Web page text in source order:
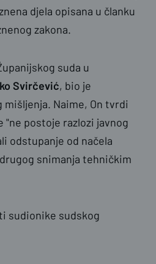
djela opisana u članku
zakona.
suda u
Svirčević, bio je
Naime, On tvrdi
"ne postoje razlozi javnog
odstupanje od načela
snimanja tehničkim
sudionike sudskog